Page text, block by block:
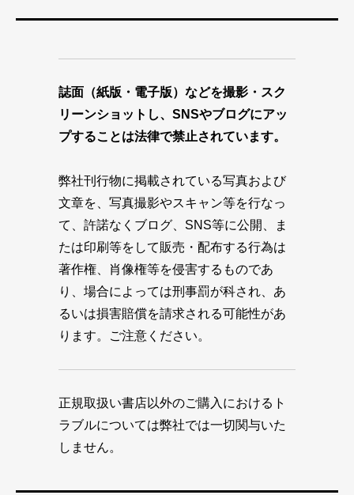
誌面（紙版・電子版）などを撮影・スク
リーンショットし、SNSやブログにアッ
プすることは法律で禁止されています。
弊社刊行物に掲載されている写真および
文章を、写真撮影やスキャン等を行なっ
て、許諾なくブログ、SNS等に公開、ま
たは印刷等をして販売・配布する行為は
著作権、肖像権等を侵害するものであ
り、場合によっては刑事罰が科され、あ
るいは損害賠償を請求される可能性があ
ります。ご注意ください。
正規取扱い書店以外のご購入におけるト
ラブルについては弊社では一切関与いた
しません。